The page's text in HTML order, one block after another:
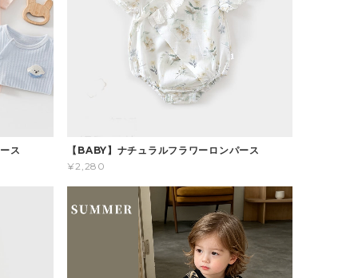
ス
【BABY】ナチュラルフラワーロンパース
¥2,280